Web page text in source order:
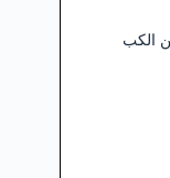
الكب